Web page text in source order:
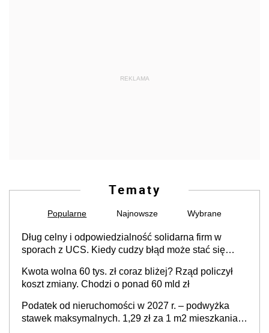
REKLAMA
Tematy
Popularne Najnowsze Wybrane
Dług celny i odpowiedzialność solidarna firm w
sporach z UCS. Kiedy cudzy błąd może stać się
Kwota wolna 60 tys. zł coraz bliżej? Rząd policzył
koszt zmiany. Chodzi o ponad 60 mld zł
Podatek od nieruchomości w 2027 r. – podwyżka
stawek maksymalnych. 1,29 zł za 1 m2 mieszkania,